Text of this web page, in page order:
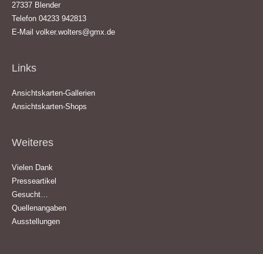
27337 Blender
Telefon 04233 942813
E-Mail volker.wolters@gmx.de
Links
Ansichtskarten-Gallerien
Ansichtskarten-Shops
Weiteres
Vielen Dank
Presseartikel
Gesucht…
Quellenangaben
Ausstellungen